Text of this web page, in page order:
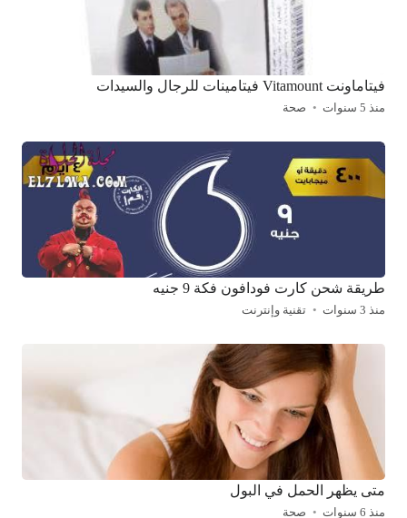
فيتاماونت Vitamount فيتامينات للرجال والسيدات
منذ 5 سنوات صحة
طريقة شحن كارت فودافون فكة 9 جنيه
منذ 3 سنوات تقنية وإنترنت
متى يظهر الحمل في البول
منذ 6 سنوات صحة